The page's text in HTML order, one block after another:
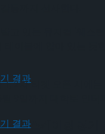
리 스케이팅 경기
동까지 선사한다.
이블에 앉아 있는 듯
2차 티켓 오픈 시에